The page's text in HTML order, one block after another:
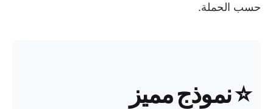
حسب الحملة.
⭐ نموذج مميز